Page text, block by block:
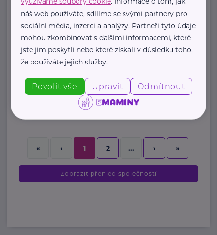
+420 728 845 430
sychra@asistencedc.cz
AHC a.s.
www. ambeat.cz
+420 222 519 311
ddnovybor@ahc.cz
« ‹ 1 2 ... › »
Zobrazit přehled společností
náš web používáte, sdílíme se svými partnery pro
sociální média, inzerci a analýzy. Partneři tyto údaje
mohou zkombinovat s dalšími informacemi, které
jste jim poskytli nebo které získali v důsledku toho,
že používáte jejich služby.
Povolit vše Upravit Odmítnout